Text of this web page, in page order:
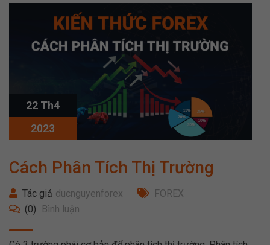
22 Th4
2023
Cách Phân Tích Thị Trường
Tác giả ducnguyenforex
FOREX
(0)
Bình luận